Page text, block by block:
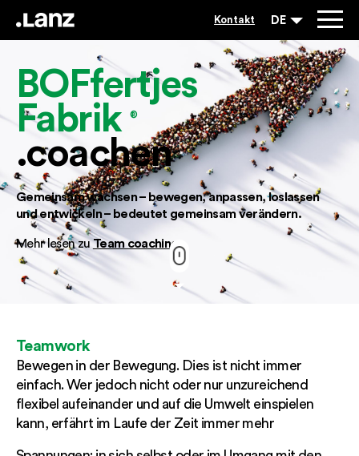
Kontakt DE
BOFfertjes
Fabrik ®
.coachen
Gemeinsam wachsen – bewegen, anpassen, loslassen
und entwickeln – bedeutet gemeinsam verändern.
Mehr lesen zuTeam coaching
Teamwork
Bewegen in der Bewegung. Dies ist nicht immer
einfach. Wer jedoch nicht oder nur unzureichend
flexibel aufeinander und auf die Umwelt einspielen
kann, erfährt im Laufe der Zeit immer mehr